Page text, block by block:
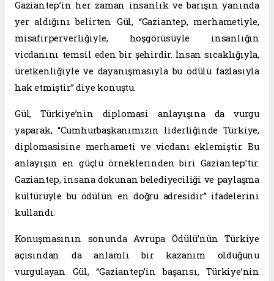
Gaziantep’in her zaman insanlık ve barışın yanında
yer aldığını belirten Gül, “Gaziantep, merhametiyle,
misafirperverliğiyle, hoşgörüsüyle insanlığın
vicdanını temsil eden bir şehirdir. İnsan sıcaklığıyla,
üretkenliğiyle ve dayanışmasıyla bu ödülü fazlasıyla
hak etmiştir” diye konuştu.
Gül, Türkiye’nin diplomasi anlayışına da vurgu
yaparak, “Cumhurbaşkanımızın liderliğinde Türkiye,
diplomasisine merhameti ve vicdanı eklemiştir. Bu
anlayışın en güçlü örneklerinden biri Gaziantep’tir.
Gaziantep, insana dokunan belediyeciliği ve paylaşma
kültürüyle bu ödülün en doğru adresidir” ifadelerini
kullandı.
Konuşmasının sonunda Avrupa Ödülü’nün Türkiye
açısından da anlamlı bir kazanım olduğunu
vurgulayan Gül, “Gaziantep’in başarısı, Türkiye’nin